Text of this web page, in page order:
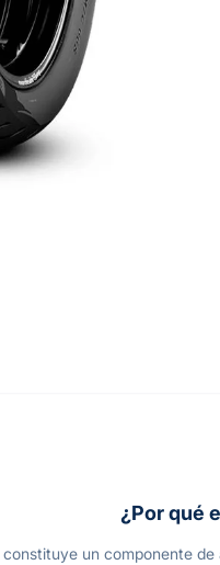
¿Por qué
constituye un componente